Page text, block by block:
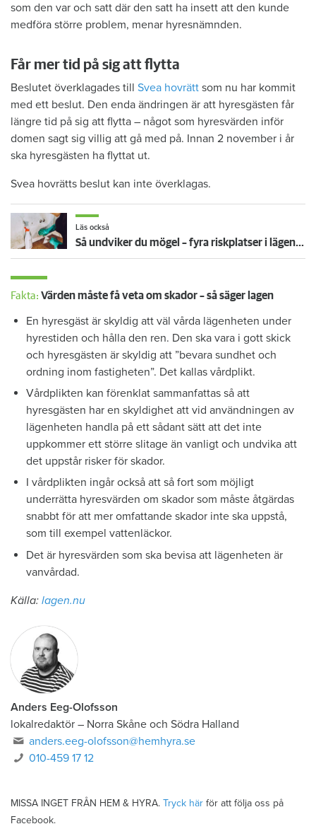
som den var och satt där den satt ha insett att den kunde
medföra större problem, menar hyresnämnden.
Får mer tid på sig att flytta
Beslutet överklagades till Svea hovrätt som nu har kommit
med ett beslut. Den enda ändringen är att hyresgästen får
längre tid på sig att flytta – något som hyresvärden inför
domen sagt sig villig att gå med på. Innan 2 november i år
ska hyresgästen ha flyttat ut.
Svea hovrätts beslut kan inte överklagas.
Läs också
Så undviker du mögel – fyra riskplatser i lägenheten: ”Måste städa bort”
Fakta: Värden måste få veta om skador – så säger lagen
En hyresgäst är skyldig att väl vårda lägenheten under
hyrestiden och hålla den ren. Den ska vara i gott skick
och hyresgästen är skyldig att ”bevara sundhet och
ordning inom fastigheten”. Det kallas vårdplikt.
Vårdplikten kan förenklat sammanfattas så att
hyresgästen har en skyldighet att vid användningen av
lägenheten handla på ett sådant sätt att det inte
uppkommer ett större slitage än vanligt och undvika att
det uppstår risker för skador.
I vårdplikten ingår också att så fort som möjligt
underrätta hyresvärden om skador som måste åtgärdas
snabbt för att mer omfattande skador inte ska uppstå,
som till exempel vattenläckor.
Det är hyresvärden som ska bevisa att lägenheten är
vanvårdad.
Källa: lagen.nu
Anders Eeg-Olofsson
lokalredaktör – Norra Skåne och Södra Halland
anders.eeg-olofsson@hemhyra.se
010-459 17 12
MISSA INGET FRÅN HEM & HYRA. Tryck här för att följa oss på
Facebook.